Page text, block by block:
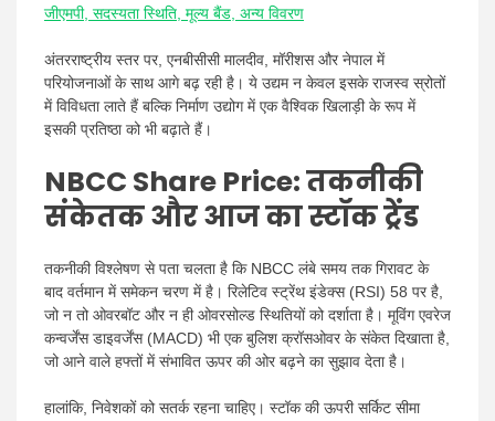
जीएमपी, सदस्यता स्थिति, मूल्य बैंड, अन्य विवरण
अंतरराष्ट्रीय स्तर पर, एनबीसीसी मालदीव, मॉरीशस और नेपाल में
परियोजनाओं के साथ आगे बढ़ रही है। ये उद्यम न केवल इसके राजस्व स्रोतों
में विविधता लाते हैं बल्कि निर्माण उद्योग में एक वैश्विक खिलाड़ी के रूप में
इसकी प्रतिष्ठा को भी बढ़ाते हैं।
NBCC Share Price: तकनीकी
संकेतक और आज का स्टॉक ट्रेंड
तकनीकी विश्लेषण से पता चलता है कि NBCC लंबे समय तक गिरावट के
बाद वर्तमान में समेकन चरण में है। रिलेटिव स्ट्रेंथ इंडेक्स (RSI) 58 पर है,
जो न तो ओवरबॉट और न ही ओवरसोल्ड स्थितियों को दर्शाता है। मूविंग एवरेज
कन्वर्जेंस डाइवर्जेंस (MACD) भी एक बुलिश क्रॉसओवर के संकेत दिखाता है,
जो आने वाले हफ्तों में संभावित ऊपर की ओर बढ़ने का सुझाव देता है।
हालांकि, निवेशकों को सतर्क रहना चाहिए। स्टॉक की ऊपरी सर्किट सीमा